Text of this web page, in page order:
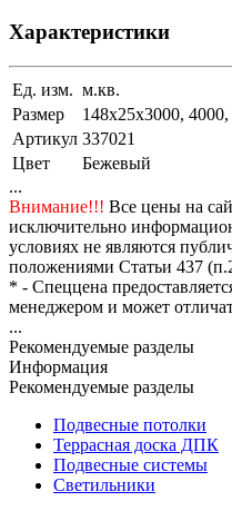
Характеристики
Ед. изм. м.кв.
Размер
148x25x3000,
Артикул 337021
Цвет
Бежевый
...
Внимание!!! Все цены на
исключительно
условиях не являются
положениями Статьи 437
* - Спеццена
менеджером и может
...
Рекомендуемые разделы
Информация
Рекомендуемые разделы
Подвесные потолки
Террасная доска ДПК
Подвесные системы
Светильники